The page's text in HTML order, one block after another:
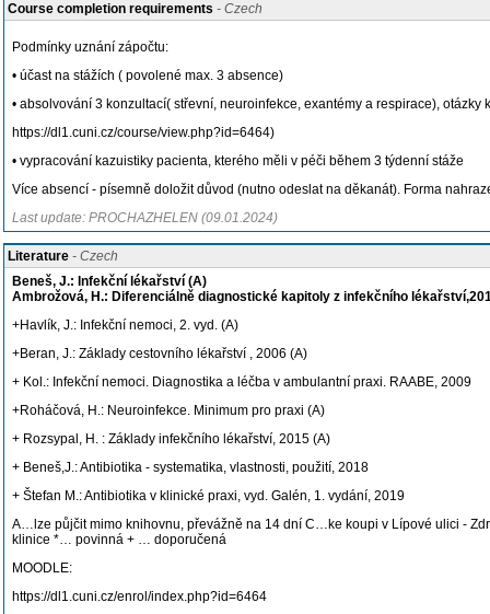
Course completion requirements - Czech
Podmínky uznání zápočtu:
• účast na stážích ( povolené max. 3 absence)
• absolvování 3 konzultací( střevní, neuroinfekce, exantémy a respirace),
https://dl1.cuni.cz/course/view.php?id=6464)
• vypracování kazuistiky pacienta, kterého měli v péči během 3 týdenní stáže
Více absencí - písemně doložit důvod (nutno odeslat na děkanát). Forma
Last update: PROCHAZHELEN (09.01.2024)
Literature - Czech
Beneš, J.: Infekční lékařství (A)
Ambrožová, H.: Diferenciálně diagnostické kapitoly z infekčního
+Havlík, J.: Infekční nemoci, 2. vyd. (A)
+Beran, J.: Základy cestovního lékařství , 2006 (A)
+ Kol.: Infekční nemoci. Diagnostika a léčba v ambulantní praxi. RAABE, 2009
+Roháčová, H.: Neuroinfekce. Minimum pro praxi (A)
+ Rozsypal, H. : Základy infekčního lékařství, 2015 (A)
+ Beneš,J.: Antibiotika - systematika, vlastnosti, použití, 2018
+ Štefan M.: Antibiotika v klinické praxi, vyd. Galén, 1. vydání, 2019
A…lze půjčit mimo knihovnu, převážně na 14 dní C…ke koupi v Lípové ulici -
klinice *… povinná + … doporučená
MOODLE:
https://dl1.cuni.cz/enrol/index.php?id=6464